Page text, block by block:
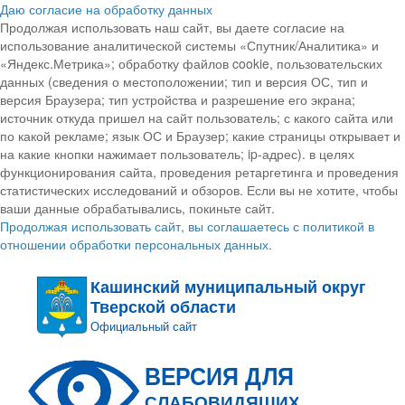
Даю согласие на обработку данных
Продолжая использовать наш сайт, вы даете согласие на
использование аналитической системы «Спутник/Аналитика» и
«Яндекс.Метрика»; обработку файлов cookie, пользовательских
данных (сведения о местоположении; тип и версия ОС, тип и
версия Браузера; тип устройства и разрешение его экрана;
источник откуда пришел на сайт пользователь; с какого сайта или
по какой рекламе; язык ОС и Браузер; какие страницы открывает и
на какие кнопки нажимает пользователь; ip-адрес). в целях
функционирования сайта, проведения ретаргетинга и проведения
статистических исследований и обзоров. Если вы не хотите, чтобы
ваши данные обрабатывались, покиньте сайт.
Продолжая использовать сайт, вы соглашаетесь с политикой в
отношении обработки персональных данных.